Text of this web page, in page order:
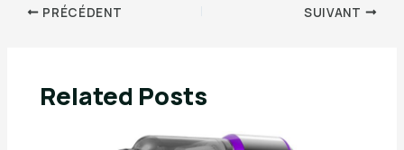
PRÉCÉDENT SUIVANT
Related Posts